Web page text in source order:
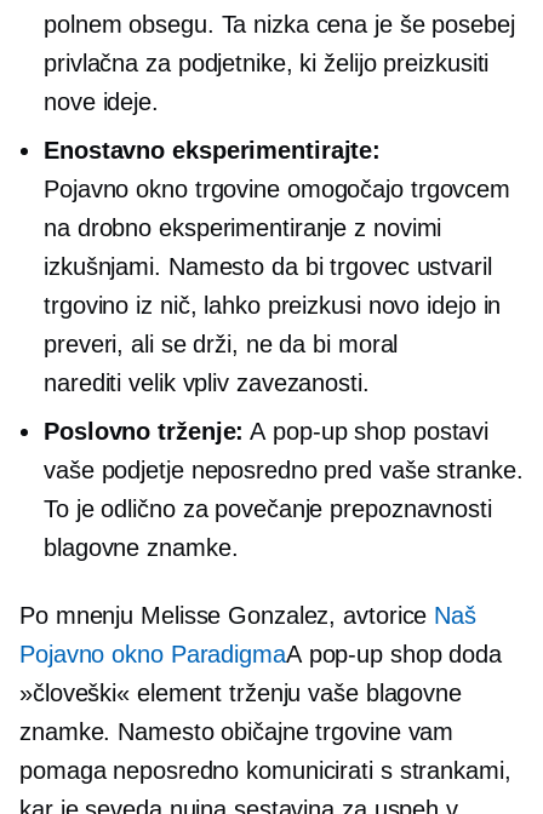
polnem obsegu. Ta nizka cena je še posebej
privlačna za podjetnike, ki želijo preizkusiti
nove ideje.
Enostavno eksperimentirajte:
Pojavno oknotrgovine omogočajo trgovcem
na drobno eksperimentiranje z novimi
izkušnjami. Namesto da bi trgovec ustvaril
trgovino iz nič, lahko preizkusi novo idejo in
preveri, ali se drži, ne da bi moral
nareditivelik vpliv zavezanosti.
Poslovno trženje: A pop-upshop postavi
vaše podjetje neposredno pred vaše stranke.
To je odlično za povečanje prepoznavnosti
blagovne znamke.
Po mnenju Melisse Gonzalez, avtorice Naš
Pojavno oknoParadigmaA pop-up shop doda
»človeški« element trženju vaše blagovne
znamke. Namesto običajne trgovine vam
pomaga neposredno komunicirati s strankami,